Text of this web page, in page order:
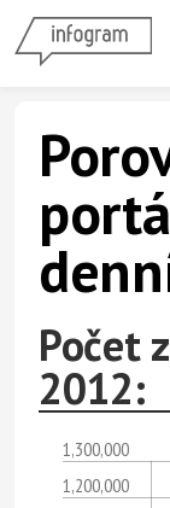
Počet
2012:
1,200,000
1,300,000